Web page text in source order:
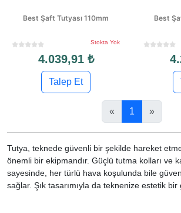
Best Şaft Tutyası 110mm
Stokta Yok
4.039,91 ₺
Talep Et
Best
« 1 »
Tutya, teknede güvenli bir şekilde hareket
önemli bir ekipmandır. Güçlü tutma kolları ve
sayesinde, her türlü hava koşulunda bile
sağlar. Şık tasarımıyla da teknenize estetik bir